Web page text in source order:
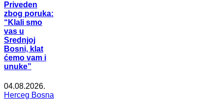
Priveden
zbog poruka:
“Klali smo
vas u
Srednjoj
Bosni, klat
ćemo vam i
unuke”
04.08.2026.
Herceg Bosna